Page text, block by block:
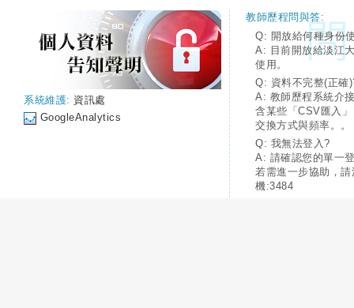
系統維護: 資訊處
GoogleAnalytics
教師歷程問與答:
Q: 開放給何種身份
A: 目前開放給淡江
使用。
Q: 資料不完整(正確
A: 教師歷程系統介
含某些「CSV匯入
交換方式與頻率。。
Q: 我無法登入?
A: 請確認您的單一
若需進一步協助，
機:3484